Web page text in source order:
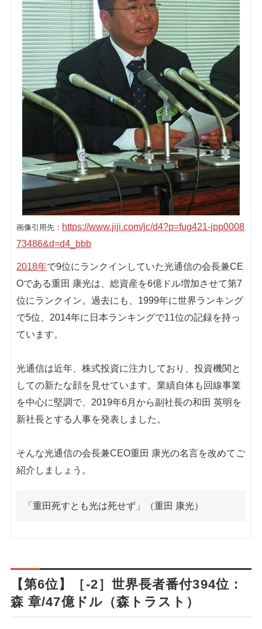
画像引用先： https://www.jiji.com/jc/d4?p=fug421-jpp0008
73486&d=d4_bbb
2018年で9位にランクインしていた光通信の会長兼CE
Oである重田 康光は、総資産を6億ドル増加させて第7
位にランクイン。過去にも、1999年に世界ランキング
で5位、2014年に日本ランキングで11位の記録を持っ
ています。
光通信は近年、株式投資に注力しており、投資機関と
しての新たな顔を見せています。業績自体も回線事業
を中心に堅調で、2019年6月から副社長の和田 英明を
新社長とする人事を発表しました。
そんな光通信の会長兼CEO重田 康光の名言を改めてご
紹介しましょう。
「重田死すとも光は死せず」（重田 康光）
【第6位】［-2］世界長者番付394位：
森 章/47億ドル（森トラスト）